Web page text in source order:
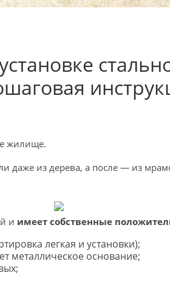
жилище.
даже из дерева, а после — из
и имеет собственные
легкая и установки);
металлическое основание;